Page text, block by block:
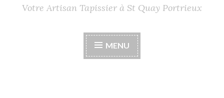
Votre Artisan Tapissier à St Quay Portrieux
MENU